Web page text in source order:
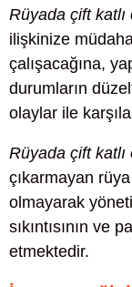
Rüyada çift katlı
ilişkinize
çalışacağına,
durumların
olaylar ile
Rüyada çift
çıkarmayan
olmayarak
sıkıntısının ve
etmektedir.